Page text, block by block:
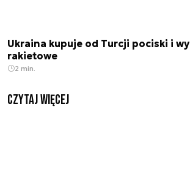
Ukraina kupuje od Turcji pociski i
rakietowe
2 min.
czytaj więcej